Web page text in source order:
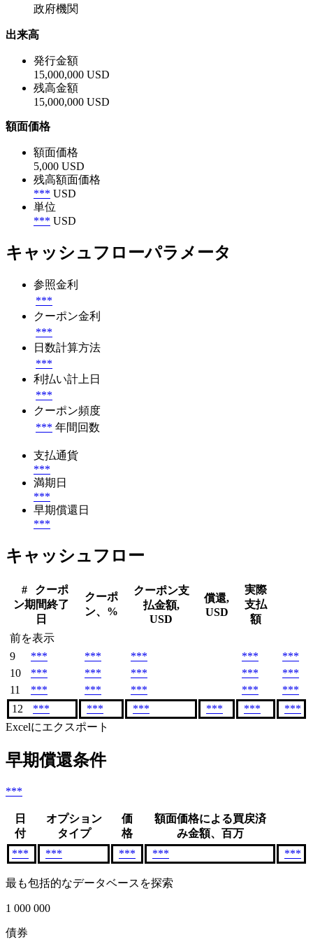
政府機関
出来高
発行金額
15,000,000 USD
残高金額
15,000,000 USD
額面価格
額面価格
5,000 USD
残高額面価格
*** USD
単位
*** USD
キャッシュフローパラメータ
参照金利
***
クーポン金利
***
日数計算方法
***
利払い計上日
***
クーポン頻度
*** 年間回数
支払通貨
***
満期日
***
早期償還日
***
キャッシュフロー
#
クーポ
ン期間終了
日
クーポ
ン、%
クーポン支
払金額,
USD
償還,
USD
実際
支払
額
前を表示
9
*** *** *** ***
***
10
*** *** *** ***
***
11
*** *** *** ***
***
12
*** *** *** *** ***
***
Excelにエクスポート
早期償還条件
***
日
付
オプション
タイプ
価
格
額面価格による買戻済
み金額、百万
***
*** *** *** ***
最も包括的なデータベースを探索
1 000 000
債券